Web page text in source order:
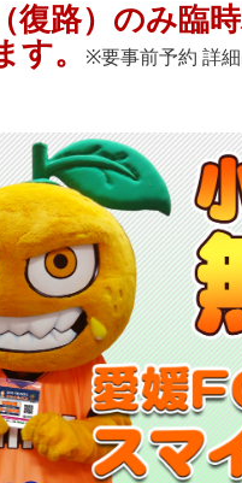
復路）のみ臨
す。
※要事前予約 詳